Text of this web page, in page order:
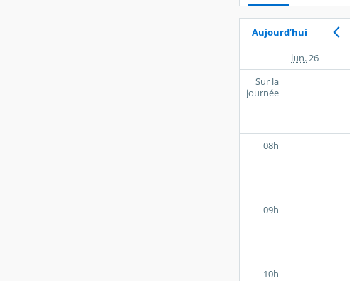
Aujourd’hui
lun. 26
Sur la
journée
08h
09h
10h